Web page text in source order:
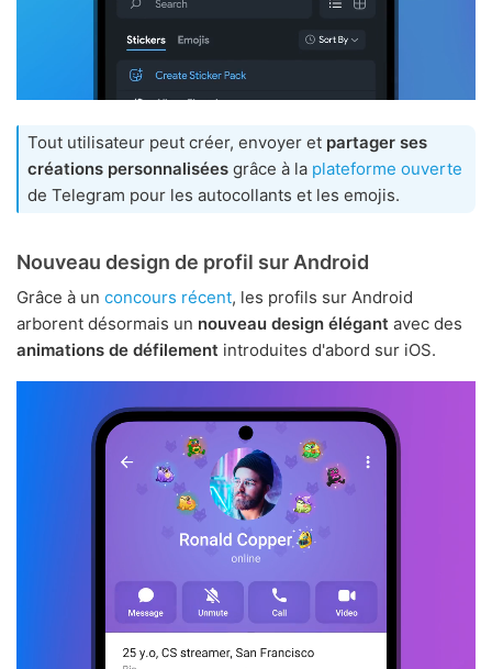
Tout utilisateur peut créer, envoyer et partager ses
créations personnalisées grâce à la plateforme ouverte
de Telegram pour les autocollants et les emojis.
Nouveau design de profil sur Android
Grâce à un concours récent, les profils sur Android
arborent désormais un nouveau design élégant avec des
animations de défilement introduites d'abord sur iOS.